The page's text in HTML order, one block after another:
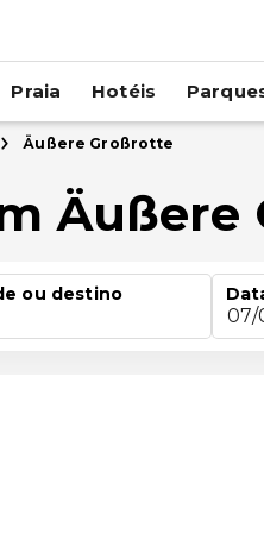
Praia Hotéis
Äußere Großrotte
Äußere
ou destino
07/